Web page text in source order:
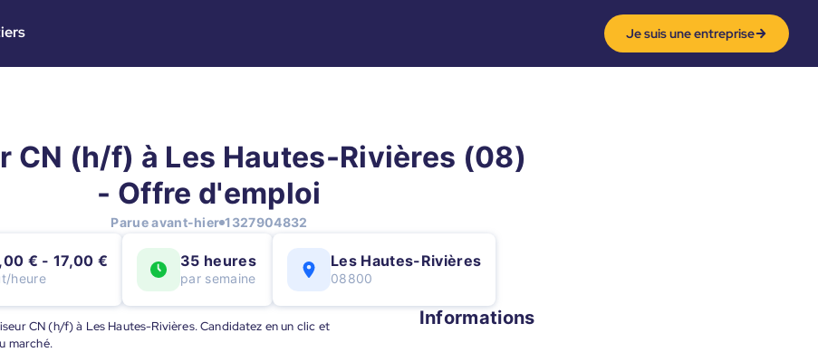
Je suis une entreprise
CN (h/f) à Les Hautes-Rivières (08)
- Offre d'emploi
Parue avant-hier 1327904832
€ - 17,00 €
heure
35 heures
par semaine
Les Hautes-Rivières
08800
CN (h/f) à Les Hautes-Rivières. Candidatez en un clic et
marché.
Informations